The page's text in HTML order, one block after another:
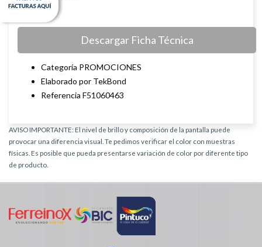
Descargar Ficha Técnica
Categoría PROMOCIONES
Elaborado por TekBond
Referencia F51060463
AVISO IMPORTANTE: El nivel de brillo y composición de la pantalla puede
provocar una diferencia visual. Te pedimos verificar el color con muestras
físicas. Es posible que pueda presentarse variación de color por diferente tipo
de producto.